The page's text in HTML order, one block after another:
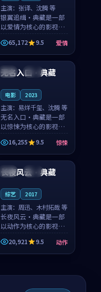
主演： 张译、沈腾 等
银翼追缉·典藏是一部
以爱情为核心的影视作
品，围绕危机、反转与
人物成长展开，整体节
奏紧凑，值得推荐观
看。
65,172 9.5 爱情
中国 高分
无名入口·典藏
电影 2023
主演： 易烊千玺、沈腾 等
无名入口·典藏是一部
以惊悚为核心的影视作
品，围绕危机、反转与
人物成长展开，整体节
奏紧凑，值得推荐观
看。
16,255 9.5 惊悚
泰国 高分
长夜风云·典藏
综艺 2017
主演： 周迅、木村拓哉 等
长夜风云·典藏是一部
以动作为核心的影视作
品，围绕危机、反转与
人物成长展开，整体节
奏紧凑，值得推荐观
20,921 9.5 动作